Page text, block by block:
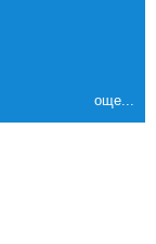
още...